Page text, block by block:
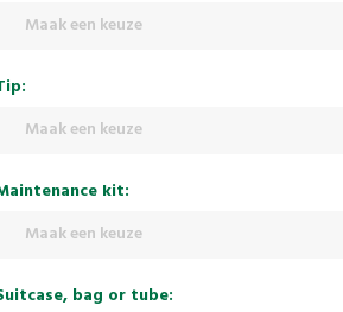
Maak een keuze
Maak een keuze
kit:
Maak een keuze
bag or tube: